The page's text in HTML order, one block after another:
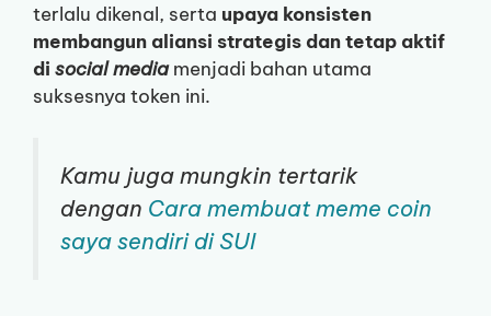
terlalu dikenal, serta upaya konsisten
membangun aliansi strategis dan tetap aktif
di social mediamenjadi bahan utama
suksesnya token ini.
Kamu juga mungkin tertarik
dengan Cara membuat meme coin
saya sendiri di SUI